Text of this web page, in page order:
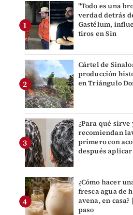
"Todo es una
verdad detrás
Gastélum,
tiros en Sin
Cártel de
producción
en Triángulo
¿Para qué sirve
recomiendan
primero con
después aplicar
¿Cómo hacer
fresca agua de
avena, en casa?
paso